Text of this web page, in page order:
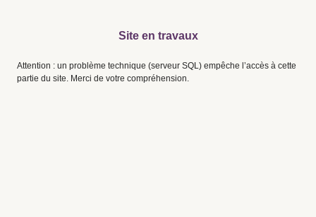
Site en travaux
Attention : un problème technique (serveur SQL) empêche l’accès à cette
partie du site. Merci de votre compréhension.